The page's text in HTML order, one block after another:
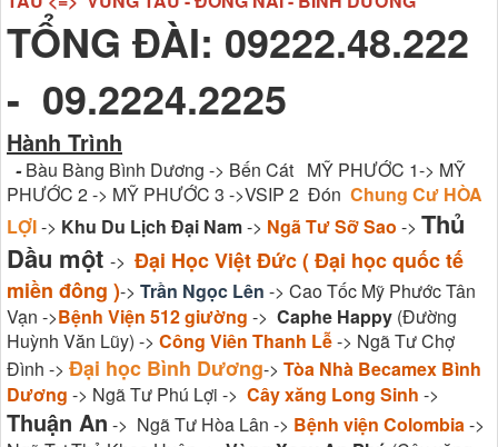
TỔNG ĐÀI: 09222.48.222
- 09.2224.2225
Hành Trình
-Bàu Bàng Bình Dương -> Bến Cát MỸ PHƯỚC 1-> MỸ
PHƯỚC 2 -> MỸ PHƯỚC 3 ->VSIP 2 Đón Chung Cư HÒA
LỢI-> Khu Du Lịch Đại Nam-> Ngã Tư Sỡ Sao -> Thủ
Dầu một -> Đại Học Việt Đức ( Đại học quốc tế
miền đông )-> Trần Ngọc Lên -> Cao Tốc Mỹ Phước Tân
Vạn ->Bệnh Viện 512 giường -> Caphe Happy (Đường
Huỳnh Văn Lũy) -> Công Viên Thanh Lễ-> Ngã Tư Chợ
Đình -> Đại học Bình Dương-> Tòa Nhà Becamex Bình
Dương -> Ngã Tư Phú Lợi -> Cây xăng Long Sinh ->
Thuận An -> Ngã Tư Hòa Lân -> Bệnh viện Colombia->